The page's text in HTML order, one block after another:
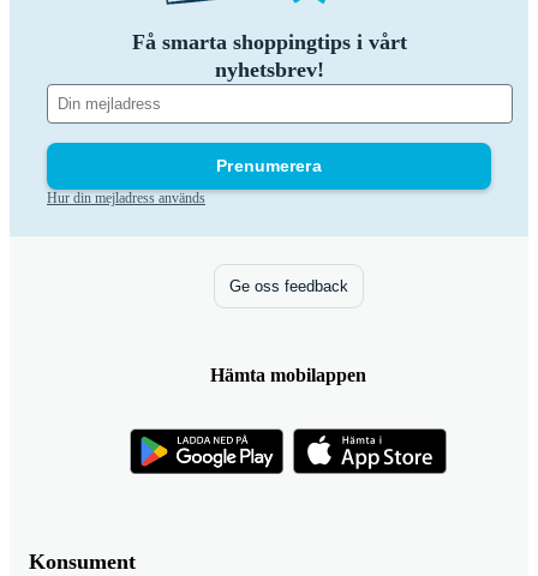
Få smarta shoppingtips i vårt
nyhetsbrev!
Prenumerera
Hur din mejladress används
Konsument
Ge oss feedback
Hämta mobilappen